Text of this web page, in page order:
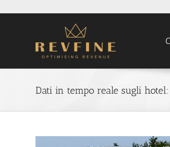
Dati in tempo reale sugli